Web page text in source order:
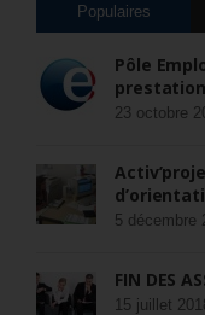
Populaires
Pôle
23 octobre
5 décembre
FIN DES
15 juillet